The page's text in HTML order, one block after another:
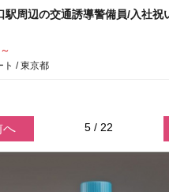
駅周辺の交通誘導警備員/入社
ト / 東京都
へ 5 / 22